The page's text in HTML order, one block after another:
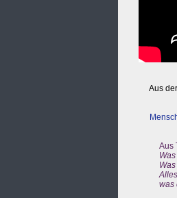
Aus
Aus
was